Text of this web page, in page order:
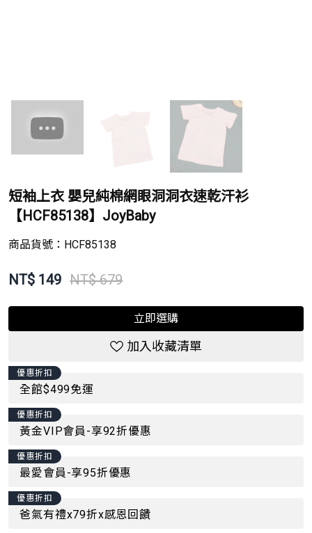
短袖上衣 嬰兒純棉網眼洞洞衣速乾汗衫
【HCF85138】JoyBaby
商品貨號： HCF85138
NT$ 149 NT$ 679
立即選購
加入收藏清單
優惠折扣
全館$499免運
優惠折扣
黃金VIP會員-享92折優惠
優惠折扣
最愛會員-享95折優惠
優惠折扣
爸氣有禮x79折x感恩回饋